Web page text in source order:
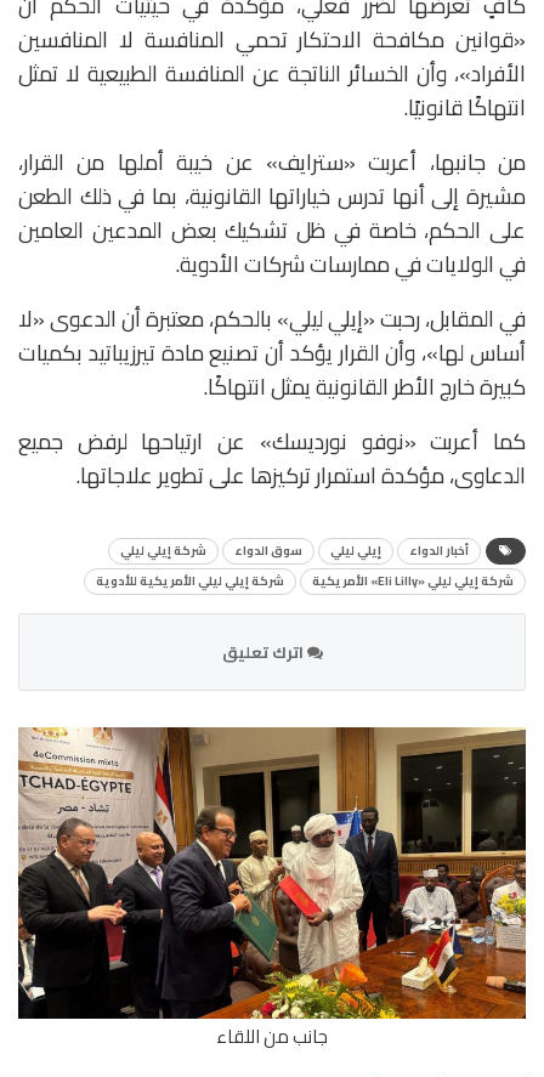
«قوانين مكافحة الاحتكار تحمي المنافسة لا المنافسين
الأفراد»، وأن الخسائر الناتجة عن المنافسة الطبيعية لا تمثل
انتهاكًا قانونيًا.
من جانبها، أعربت «سترايف» عن خيبة أملها من القرار،
مشيرة إلى أنها تدرس خياراتها القانونية، بما في ذلك الطعن
على الحكم، خاصة في ظل تشكيك بعض المدعين العامين
في الولايات في ممارسات شركات الأدوية.
في المقابل، رحبت «إيلي ليلي» بالحكم، معتبرة أن الدعوى «لا
أساس لها»، وأن القرار يؤكد أن تصنيع مادة تيرزيباتيد بكميات
كبيرة خارج الأطر القانونية يمثل انتهاكًا.
كما أعربت «نوفو نورديسك» عن ارتياحها لرفض جميع
الدعاوى، مؤكدة استمرار تركيزها على تطوير علاجاتها.
أخبار الدواء إيلي ليلي سوق الدواء
شركة إيلي ليلي
شركة إيلي ليلي «Eli Lilly» الأمريكية
شركة إيلي ليلي الأمريكية للأدوية
اترك تعليق
جانب من اللقاء